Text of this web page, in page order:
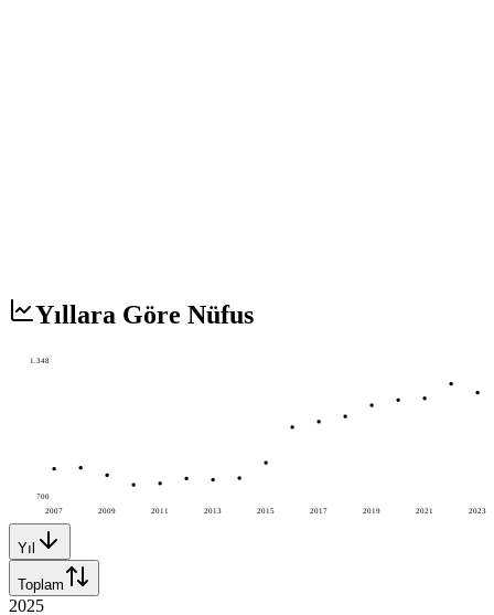
Yıllara Göre Nüfus
2007 2009 2011 2013 2015 2017 2019 2021 2023
1.348
700
Yıl
Toplam
2025